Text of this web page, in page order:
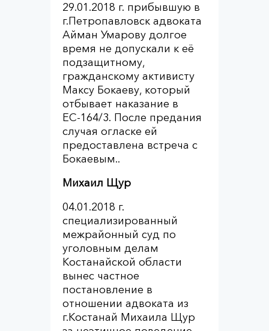
29.01.2018 г. прибывшую в
г.Петропавловск адвоката
Айман Умарову долгое
время не допускали к её
подзащитному,
гражданскому активисту
Максу Бокаеву, который
отбывает наказание в
ЕС-164/3. После предания
случая огласке ей
предоставлена встреча с
Бокаевым..
Михаил Щур
04.01.2018 г.
специализированный
межрайонный суд по
уголовным делам
Костанайской области
вынес частное
постановление в
отношении адвоката из
г.Костанай Михаила Щур